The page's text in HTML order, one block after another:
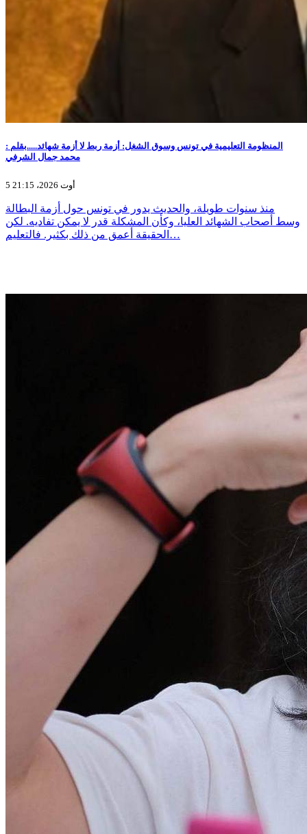
المنظومة التعليمية في تونس وسوق الشغل: أزمة ربط لا أزمة شهائد.....بقلم :
محمد جمال الشرفي
5 أوت 2026، 21:15
منذ سنوات طويلة، والحديث يدور في تونس حول أزمة البطالة
وسط أصحاب الشهائد العليا، وكأن المشكلة قدر لا يمكن تفاديه. لكن
الحقيقة أعمق من ذلك بكثير. فالتعليم…